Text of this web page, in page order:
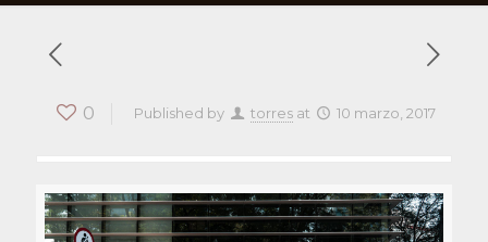
0 Published by torres at 10 marzo, 2017